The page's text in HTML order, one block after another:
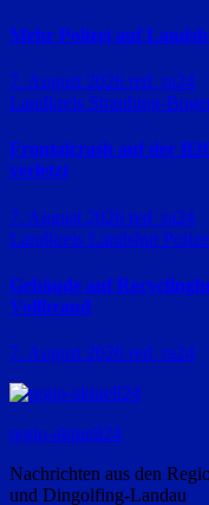
Mehr Polizei auf
7. August 2026 red_ra24
Landkreis Straubing-
Frontalcrash auf der
verletzt
7. August 2026 red_ra24
Landkreis Landshut
Gebäude auf
Vollbrand
7. August 2026 red_ra24
regio-aktuell24
Nachrichten aus den
und Dingolfing-Landau